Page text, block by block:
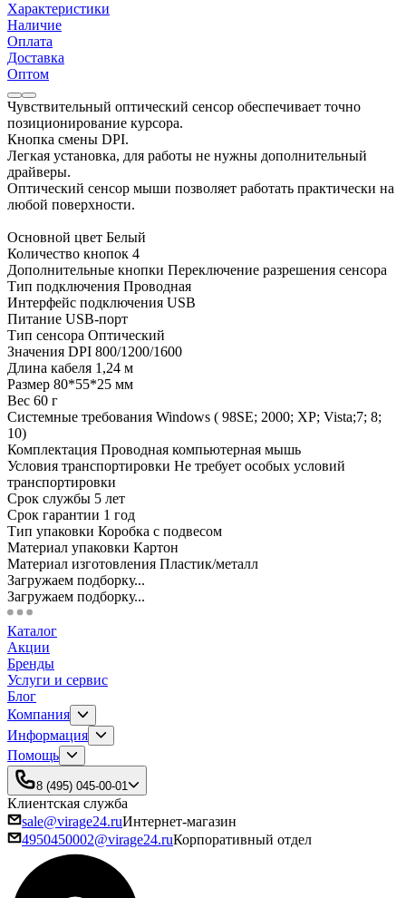
Характеристики
Наличие
Оплата
Доставка
Оптом
Чувствительный оптический сенсор обеспечивает точно
позиционирование курсора.
Кнопка смены DPI.
Легкая установка, для работы не нужны дополнительный
драйверы.
Оптический сенсор мыши позволяет работать практически на
любой поверхности.
Основной цвет Белый
Количество кнопок 4
Дополнительные кнопки Переключение разрешения сенсора
Тип подключения Проводная
Интерфейс подключения USB
Питание USB-порт
Тип сенсора Оптический
Значения DPI 800/1200/1600
Длина кабеля 1,24 м
Размер 80*55*25 мм
Вес 60 г
Системные требования Windows ( 98SE; 2000; XP; Vista;7; 8;
10)
Комплектация Проводная компьютерная мышь
Условия транспортировки Не требует особых условий
транспортировки
Срок службы 5 лет
Срок гарантии 1 год
Тип упаковки Коробка с подвесом
Материал упаковки Картон
Материал изготовления Пластик/металл
Загружаем подборку...
Загружаем подборку...
Каталог
Акции
Бренды
Услуги и сервис
Блог
Компания
Информация
Помощь
8 (495) 045-00-01
Клиентская служба
sale@virage24.ruИнтернет-магазин
4950450002@virage24.ruКорпоративный отдел